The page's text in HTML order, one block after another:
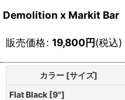
Demolition x Markit Bar
販売価格: 19,800円(税込)
カラー [サイズ]
Flat Black [9"]